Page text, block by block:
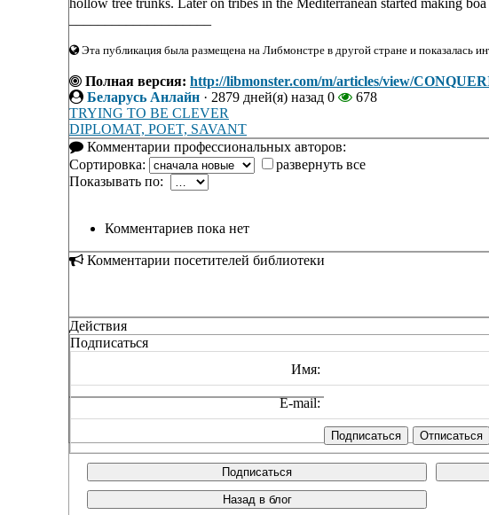
hollow tree trunks. Later on tribes in the Mediterranean started making boa
Эта публикация была размещена на Либмонстре в другой стране и показалась
Полная версия: http://libmonster.com/m/articles/view/
Беларусь Анлайн · 2879 дней(я) назад 0
678
TRYING TO BE CLEVER
DIPLOMAT, POET, SAVANT
Комментарии профессиональных авторов:
Сортировка:
развернуть все
Показывать по:
Комментариев пока нет
Комментарии посетителей библиотеки
Действия
Подписаться
Имя:
E-mail:
Подписаться
Назад в блог